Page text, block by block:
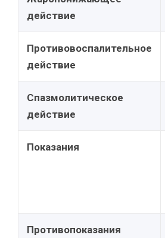
действие
Противовоспалительное
действие
Спазмолитическое
действие
Показания
Противопоказания